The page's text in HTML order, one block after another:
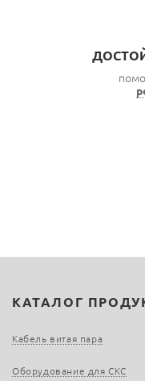
КАТАЛОГ
Кабель витая пара
Оборудование для СКС